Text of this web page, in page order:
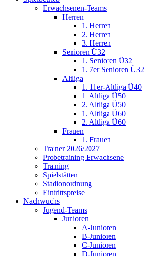
Erwachsenen-Teams
Herren
1. Herren
2. Herren
3. Herren
Senioren Ü32
1. Senioren Ü32
1. 7er Senioren Ü32
Altliga
1. 11er-Altliga Ü40
1. Altliga Ü50
2. Altliga Ü50
1. Altliga Ü60
2. Altliga Ü60
Frauen
1. Frauen
Trainer 2026/2027
Probetraining Erwachsene
Training
Spielstätten
Stadionordnung
Eintrittspreise
Nachwuchs
Jugend-Teams
Junioren
A-Junioren
B-Junioren
C-Junioren
D-Junioren